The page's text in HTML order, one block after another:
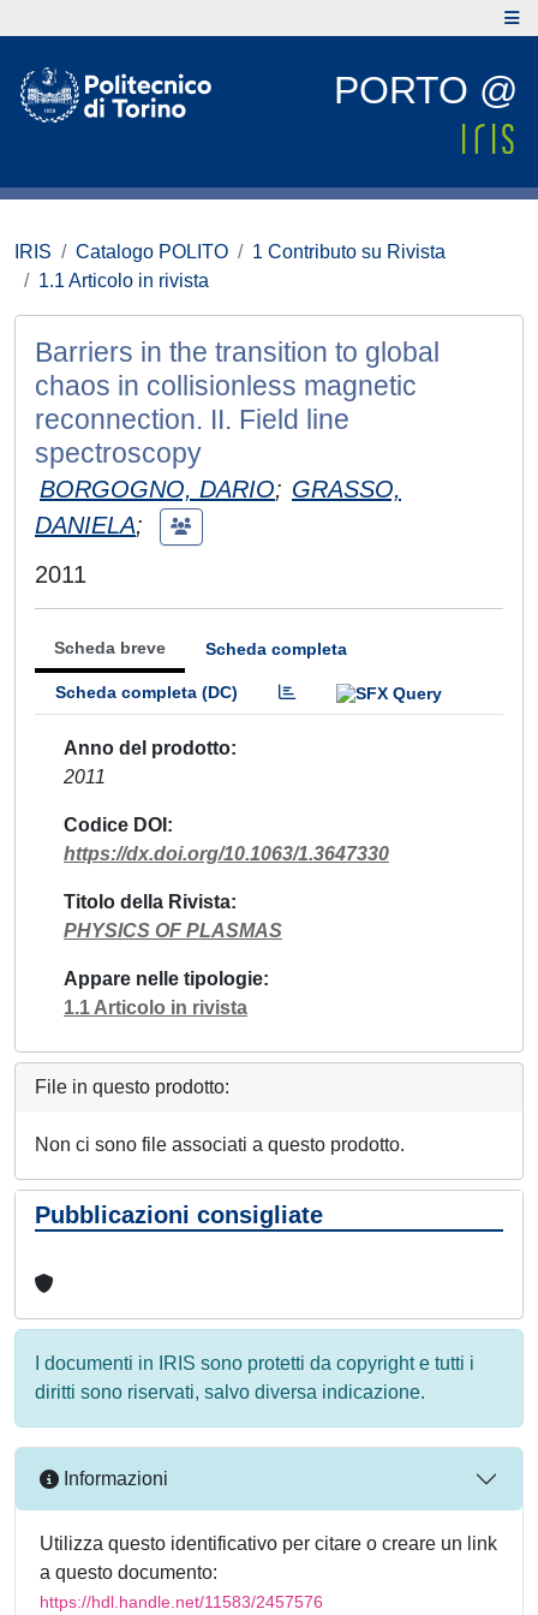
PORTO @
IRIS Catalogo POLITO
1 Contributo su Rivista
1.1 Articolo in rivista
Barriers in the transition to global
chaos in collisionless magnetic
reconnection. II. Field line
spectroscopy
BORGOGNO, DARIO; GRASSO,
DANIELA;
2011
Scheda breve Scheda completa
Scheda completa (DC)
Anno del prodotto
2011
Codice DOI
https://dx.doi.org/10.1063/1.3647330
Titolo della Rivista
PHYSICS OF PLASMAS
Appare nelle tipologie
1.1 Articolo in rivista
File in questo prodotto:
Non ci sono file associati a questo prodotto.
Pubblicazioni consigliate
I documenti in IRIS sono protetti da copyright e tutti i
diritti sono riservati, salvo diversa indicazione.
Informazioni
Utilizza questo identificativo per citare o creare un link
a questo documento:
https://hdl.handle.net/11583/2457576